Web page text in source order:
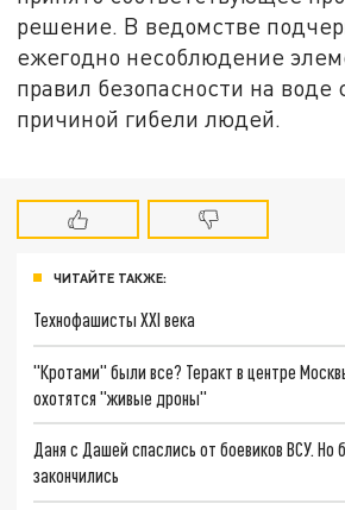
решение. В ведомстве
ежегодно несоблюдение
правил безопасности на воде
причиной гибели людей.
ЧИТАЙТЕ ТАКЖЕ:
Технофашисты XXI века
"Кротами" были все? Теракт в центре
охотятся "живые дроны"
Даня с Дашей спаслись от боевиков ВСУ.
закончились